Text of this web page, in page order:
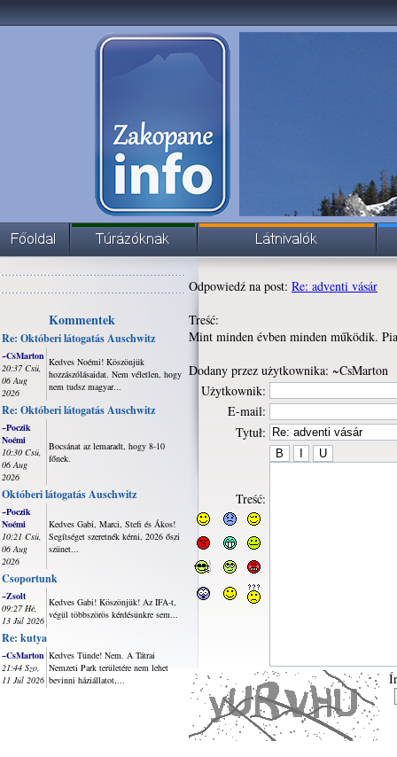
Kommentek
Re: Októberi látogatás Auschwitz
~CsMarton
20:37 Csü,
06 Aug
2026
Kedves Noémi! Köszönjük
hozzászólásaidat. Nem véletlen, hogy
nem tudsz magyar...
Re: Októberi látogatás Auschwitz
~Poczik
Noémi
10:30 Csü,
06 Aug
2026
Bocsánat az lemaradt, hogy 8-10
főnek.
Októberi látogatás Auschwitz
~Poczik
Noémi
10:21 Csü,
06 Aug
2026
Kedves Gabi, Marci, Stefi és Ákos!
Segítséget szeretnék kérni, 2026 őszi
szünet...
Csoportunk
~Zsolt
09:27 Hé,
13 Júl 2026
Kedves Gabi! Köszönjük! Az IFA-t,
végül többszörös kérdésünkre sem...
Re: kutya
~CsMarton
21:44 Szo,
11 Júl 2026
Kedves Tünde! Nem. A Tátrai
Nemzeti Park területére nem lehet
bevinni háziállatot,...
Odpowiedź na post: Re: adventi vásár
Treść:
Mint minden évben minden működik.
Dodany przez użytkownika: ~CsMarton
Użytkownik:
E-mail:
Tytuł:
Treść: